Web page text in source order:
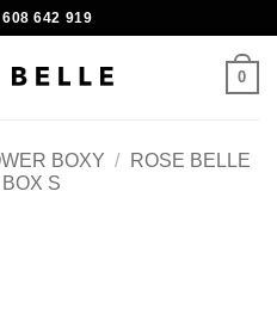
642 919
0
BOXY /
ROSE BELLE
BOX S